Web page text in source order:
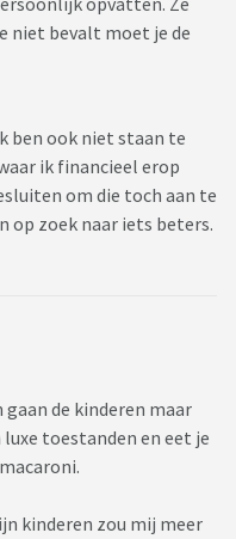
niet bevalt moet je de
ben ook niet staan te
ik financieel erop
om die toch aan te
op zoek naar iets beters.
de kinderen maar
toestanden en eet je
kinderen zou mij meer